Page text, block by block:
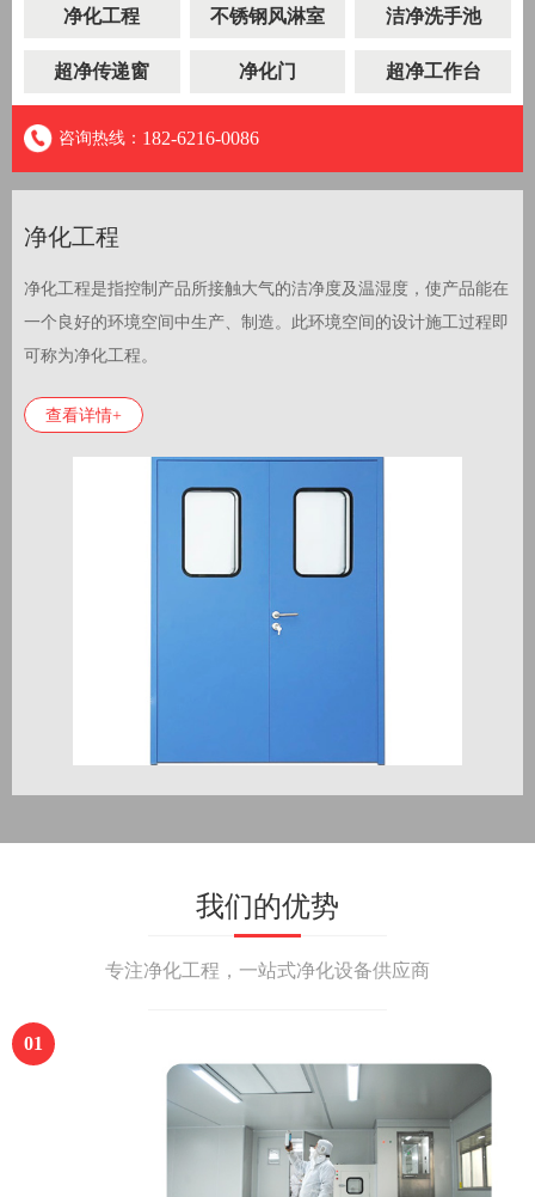
净化工程 不锈钢风淋室 洁净洗手池
超净传递窗 净化门 超净工作台
咨询热线： 182-6216-0086
净化工程
净化工程是指控制产品所接触大气的洁净度及温湿度，使产品能在
一个良好的环境空间中生产、制造。此环境空间的设计施工过程即
可称为净化工程。
查看详情+
我们的优势
专注净化工程，一站式净化设备供应商
01